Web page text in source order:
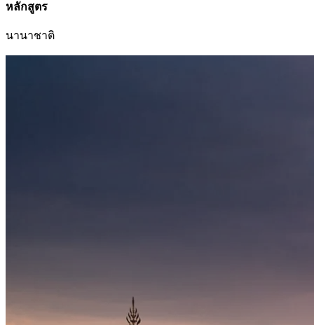
หลักสูตร
นานาชาติ